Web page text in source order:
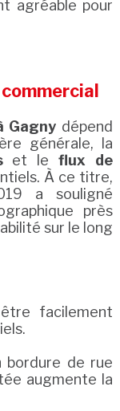
agréable pour
Gagny dépend
générale, la
et leflux de
À ce titre,
a souligné
près
sur le long
facilement
bordure de rue
augmente la